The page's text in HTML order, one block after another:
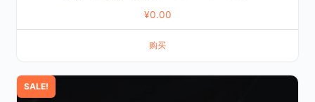
¥0.00
购买
SALE!